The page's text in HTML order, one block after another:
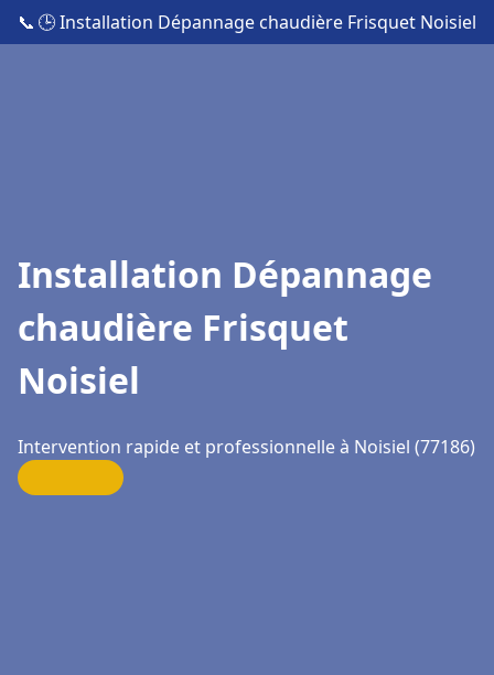
📞 🕒 Installation Dépannage chaudière Frisquet Noisiel
Installation Dépannage
chaudière Frisquet
Noisiel
Intervention rapide et professionnelle à Noisiel (77186)